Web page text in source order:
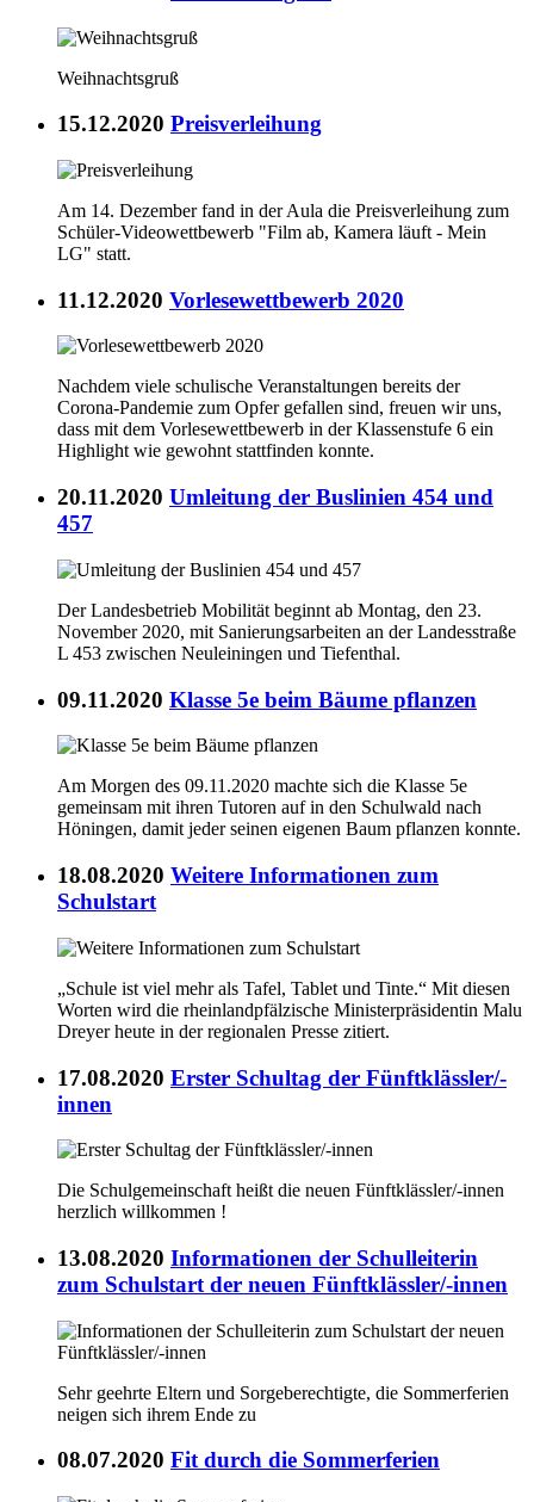
Weihnachtsgruß
15.12.2020 Preisverleihung
Am 14. Dezember fand in der Aula die Preisverleihung zum
Schüler-Videowettbewerb "Film ab, Kamera läuft - Mein
LG" statt.
11.12.2020 Vorlesewettbewerb 2020
Nachdem viele schulische Veranstaltungen bereits der
Corona-Pandemie zum Opfer gefallen sind, freuen wir uns,
dass mit dem Vorlesewettbewerb in der Klassenstufe 6 ein
Highlight wie gewohnt stattfinden konnte.
20.11.2020 Umleitung der Buslinien 454 und
457
Der Landesbetrieb Mobilität beginnt ab Montag, den 23.
November 2020, mit Sanierungsarbeiten an der Landesstraße
L 453 zwischen Neuleiningen und Tiefenthal.
09.11.2020 Klasse 5e beim Bäume pflanzen
Am Morgen des 09.11.2020 machte sich die Klasse 5e
gemeinsam mit ihren Tutoren auf in den Schulwald nach
Höningen, damit jeder seinen eigenen Baum pflanzen konnte.
18.08.2020 Weitere Informationen zum
Schulstart
„Schule ist viel mehr als Tafel, Tablet und Tinte.“ Mit diesen
Worten wird die rheinlandpfälzische Ministerpräsidentin Malu
Dreyer heute in der regionalen Presse zitiert.
17.08.2020 Erster Schultag der Fünftklässler/-
innen
Die Schulgemeinschaft heißt die neuen Fünftklässler/-innen
herzlich willkommen !
13.08.2020 Informationen der Schulleiterin
zum Schulstart der neuen Fünftklässler/-innen
Sehr geehrte Eltern und Sorgeberechtigte, die Sommerferien
neigen sich ihrem Ende zu
08.07.2020 Fit durch die Sommerferien